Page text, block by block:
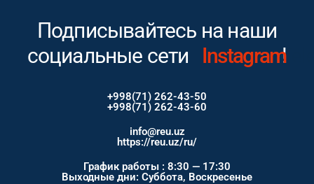
Подписывайтесь на наши
социальные сетиYoutube !
+998(71) 262-43-50
+998(71) 262-43-60
info@reu.uz
https://reu.uz/ru/
График работы : 8:30 — 17:30
Выходные дни: Суббота, Воскресенье